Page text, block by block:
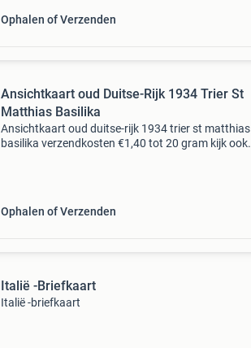
Ophalen of Verzenden
Ansichtkaart oud Duitse-Rijk 1934 Trier St
Matthias Basilika
Ansichtkaart oud duitse-rijk 1934 trier st matthias
basilika verzendkosten €1,40 tot 20 gram kijk ook
Ophalen of Verzenden
Italië -Briefkaart
Italië -briefkaart